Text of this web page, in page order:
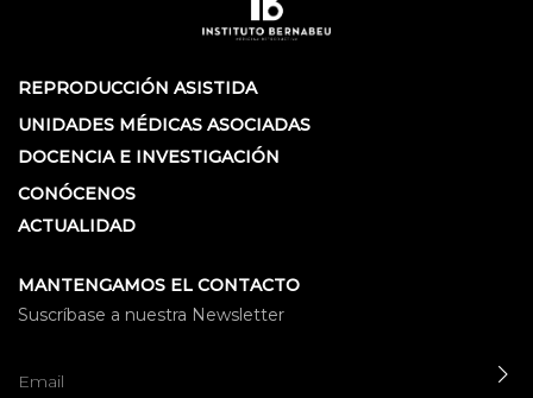
REPRODUCCIÓN ASISTIDA
UNIDADES MÉDICAS ASOCIADAS
DOCENCIA E INVESTIGACIÓN
CONÓCENOS
ACTUALIDAD
MANTENGAMOS EL CONTACTO
Suscríbase a nuestra Newsletter